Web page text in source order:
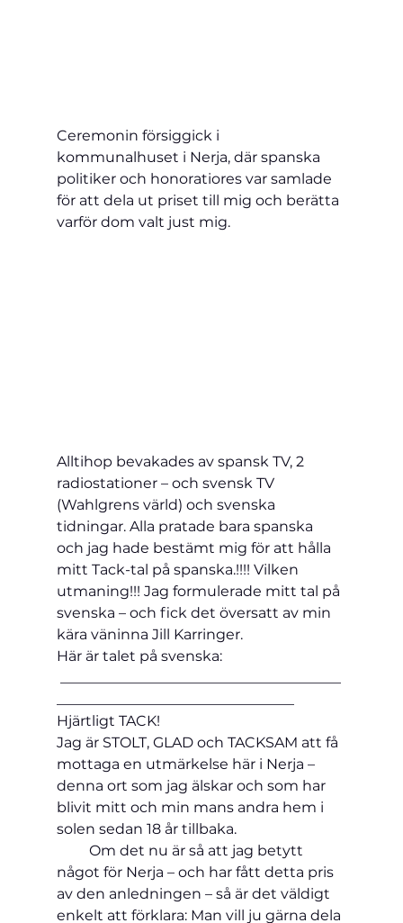
Ceremonin försiggick i
kommunalhuset i Nerja, där spanska
politiker och honoratiores var samlade
för att dela ut priset till mig och berätta
varför dom valt just mig.
Alltihop bevakades av spansk TV, 2
radiostationer – och svensk TV
(Wahlgrens värld) och svenska
tidningar. Alla pratade bara spanska
och jag hade bestämt mig för att hålla
mitt Tack-tal på spanska.!!!! Vilken
utmaning!!! Jag formulerade mitt tal på
svenska – och fick det översatt av min
kära väninna Jill Karringer.
Här är talet på svenska:
Hjärtligt TACK!
Jag är STOLT, GLAD och TACKSAM att få
mottaga en utmärkelse här i Nerja –
denna ort som jag älskar och som har
blivit mitt och min mans andra hem i
solen sedan 18 år tillbaka.
Om det nu är så att jag betytt
något för Nerja – och har fått detta pris
av den anledningen – så är det väldigt
enkelt att förklara: Man vill ju gärna dela